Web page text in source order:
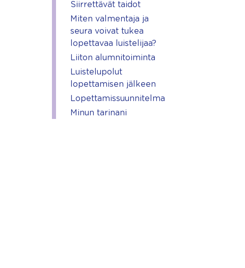
Siirrettävät taidot
Miten valmentaja ja
seura voivat tukea
lopettavaa luistelijaa?
Liiton alumnitoiminta
Luistelupolut
lopettamisen jälkeen
Lopettamissuunnitelma
Minun tarinani